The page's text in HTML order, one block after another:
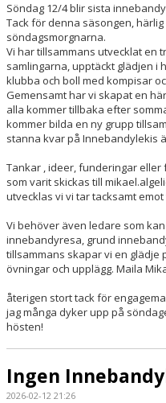
Söndag 12/4 blir sista
Tack för denna säsongen,
söndagsmorgnarna.
Vi har tillsammans utvecklat en
samlingarna, upptäckt glädjen i
klubba och boll med kompisar
Gemensamt har vi skapat en
alla kommer tillbaka efter
kommer bilda en ny grupp
stanna kvar på Innebandylekis
Tankar , ideer, funderingar
som varit skickas till
utvecklas vi vi tar tacksamt
Vi behöver även ledare som
innebandyresa, grund
tillsammans skapar vi en glädje
övningar och upplägg. Maila
återigen stort tack för
jag många dyker upp på
hösten!
Ingen
2026-02-12 21:26